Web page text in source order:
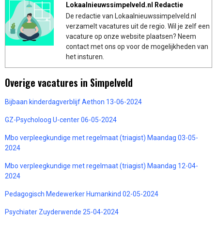
Lokaalnieuwssimpelveld.nl Redactie
De redactie van Lokaalnieuwssimpelveld.nl
verzamelt vacatures uit de regio. Wil je zelf een
vacature op onze website plaatsen? Neem
contact met ons op voor de mogelijkheden van
het insturen.
Overige vacatures in Simpelveld
Bijbaan kinderdagverblijf Aethon 13-06-2024
GZ-Psycholoog U-center 06-05-2024
Mbo verpleegkundige met regelmaat (triagist) Maandag 03-05-
2024
Mbo verpleegkundige met regelmaat (triagist) Maandag 12-04-
2024
Pedagogisch Medewerker Humankind 02-05-2024
Psychiater Zuyderwende 25-04-2024